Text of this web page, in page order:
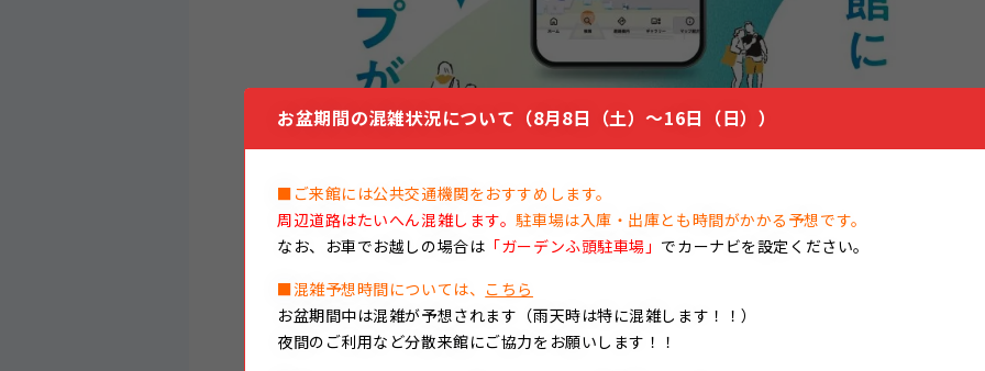
お盆期間の混雑状況について（8月8日（土）～16日（日））
■ご来館には公共交通機関をおすすめします。
周辺道路はたいへん混雑します。駐車場は入庫・出庫とも時間がかかる予想です。
なお、
お車でお越しの場合は 「ガーデンふ頭駐車場」 でカーナビを設定ください。
■混雑予想時間については、 こちら
お盆期間中は混雑が予想されます（雨天時は特に混雑します！！）
夜間のご利用など分散来館にご協力をお願いします！！